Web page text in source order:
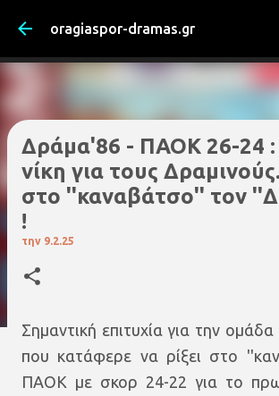
Μετάβαση στο κύριο
oragiaspor-dramas.gr
Δράμα'86 - ΠΑΟΚ 26-24 :
νίκη για τους
στο ''καναβάτσο'' τον
!
την 9.2.25
Σημαντική επιτυχία για την
που κατάφερε να ρίξει στο
ΠΑΟΚ με σκορ 24-22 για το